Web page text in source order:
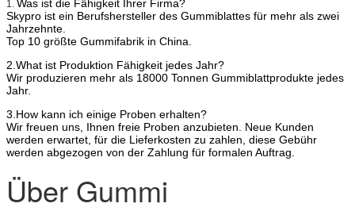
1. Was ist die Fähigkeit Ihrer Firma?
Skypro ist ein Berufshersteller des Gummiblattes für mehr als zwei
Jahrzehnte.
Top 10 größte Gummifabrik in China.
2.What ist Produktion Fähigkeit jedes Jahr?
Wir produzieren mehr als 18000 Tonnen Gummiblattprodukte jedes
Jahr.
3.How kann ich einige Proben erhalten?
Wir freuen uns, Ihnen freie Proben anzubieten. Neue Kunden
werden erwartet, für die Lieferkosten zu zahlen, diese Gebühr
werden abgezogen von der Zahlung für formalen Auftrag.
Über Gummi